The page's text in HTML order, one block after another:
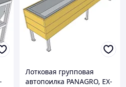
Лотковая групповая
автопоилка PANAGRO, EX-